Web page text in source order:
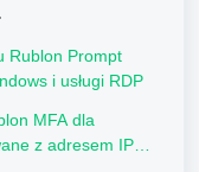
Rublon Prompt
i usługi RDP
MFA dla
z adresem IP